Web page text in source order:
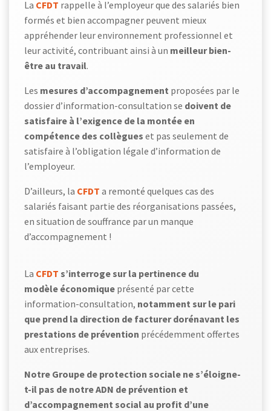
La CFDT rappelle à l’employeur que des salariés bien
formés et bien accompagner peuvent mieux
appréhender leur environnement professionnel et
leur activité, contribuant ainsi à un meilleur bien-
être au travail.
Les mesures d’accompagnement proposées par le
dossier d’information-consultation se doivent de
satisfaire à l’exigence de la montée en
compétence des collègues et pas seulement de
satisfaire à l’obligation légale d’information de
l’employeur.
D’ailleurs, la CFDT a remonté quelques cas des
salariés faisant partie des réorganisations passées,
en situation de souffrance par un manque
d’accompagnement !
La CFDT s’interroge sur la pertinence du
modèle économique présenté par cette
information-consultation, notamment sur le pari
que prend la direction de facturer dorénavant les
prestations de prévention précédemment offertes
aux entreprises.
Notre Groupe de protection sociale ne s’éloigne-
t-il pas de notre ADN de prévention et
d’accompagnement social au profit d’une